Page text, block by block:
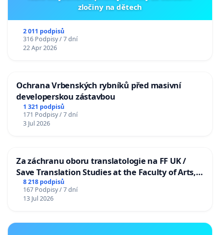
zločiny na dětech
2 011 podpisů
316 Podpisy / 7 dní
22 Apr 2026
Ochrana Vrbenských rybníků před masivní
developerskou zástavbou
1 321 podpisů
171 Podpisy / 7 dní
3 Jul 2026
Za záchranu oboru translatologie na FF UK /
Save Translation Studies at the Faculty of Arts,
Charles University
8 218 podpisů
167 Podpisy / 7 dní
13 Jul 2026